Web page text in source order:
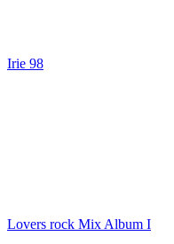
Irie 98
Lovers rock Mix Album I